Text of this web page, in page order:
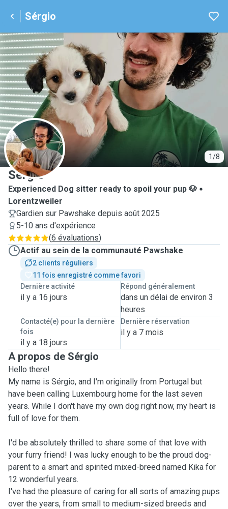
Sérgio
1/8
S
Sérgio
Experienced Dog sitter ready to spoil your pup 🐶
Lorentzweiler
Gardien sur Pawshake depuis août 2025
5-10 ans d'expérience
(6 évaluations)
Actif au sein de la communauté Pawshake
2 clients réguliers
11 fois enregistré comme favori
Dernière activité
il y a 16 jours
Répond généralement
dans un délai de environ 3
heures
Contacté(e) pour la dernière
fois
il y a 18 jours
Dernière réservation
il y a 7 mois
A propos de Sérgio
Hello there!
My name is Sérgio, and I'm originally from Portugal but
have been calling Luxembourg home for the last seven
years. While I don't have my own dog right now, my heart is
full of love for them.
I'd be absolutely thrilled to share some of that love with
your furry friend! I was lucky enough to be the proud dog-
parent to a smart and spirited mixed-breed named Kika for
12 wonderful years.
I've had the pleasure of caring for all sorts of amazing pups
over the years, from small to medium-sized breeds and